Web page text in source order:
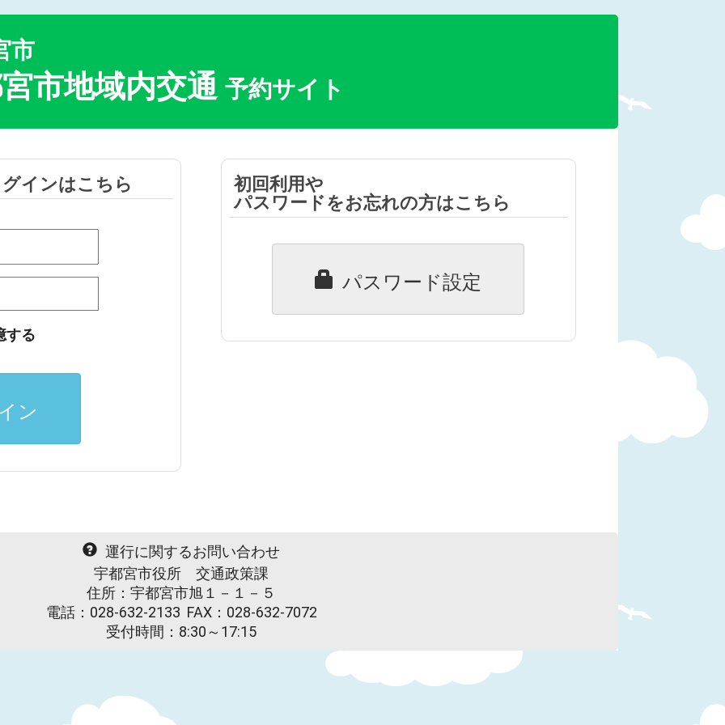
市
市地域内交通 予約サイト
インはこちら
する
ン
初回利用や
パスワードをお忘れの方はこちら
パスワード設定
運行に関するお問い合わせ
宇都宮市役所 交通政策課
住所：宇都宮市旭１－１－５
電話：028-632-2133 FAX：028-632-7072
受付時間：8:30～17:15